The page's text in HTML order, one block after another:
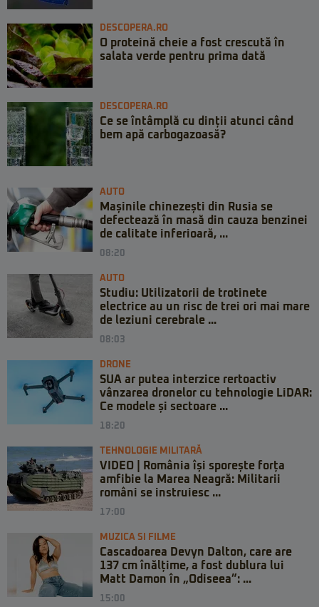
DESCOPERA.RO
O proteină cheie a fost crescută în
salata verde pentru prima dată
DESCOPERA.RO
Ce se întâmplă cu dinții atunci când
bem apă carbogazoasă?
AUTO
Mașinile chinezești din Rusia se
defectează în masă din cauza benzinei
de calitate inferioară, ...
08:20
AUTO
Studiu: Utilizatorii de trotinete
electrice au un risc de trei ori mai mare
de leziuni cerebrale ...
08:03
DRONE
SUA ar putea interzice rertoactiv
vânzarea dronelor cu tehnologie LiDAR:
Ce modele și sectoare ...
18:20
TEHNOLOGIE MILITARĂ
VIDEO | România își sporește forța
amfibie la Marea Neagră: Militarii
români se instruiesc ...
17:00
MUZICA SI FILME
Cascadoarea Devyn Dalton, care are
137 cm înălțime, a fost dublura lui
Matt Damon în „Odiseea”: ...
15:00